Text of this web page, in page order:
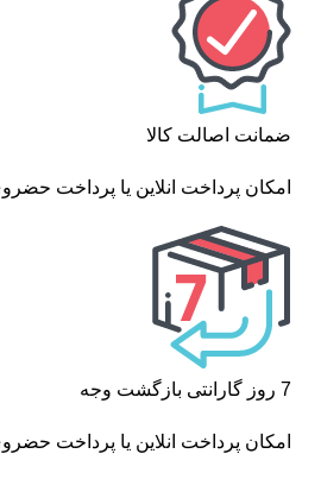
ضمانت اصالت کالا
امکان پرداخت انلاین یا پرداخت
7 روز گارانتی بازگشت وجه
امکان پرداخت انلاین یا پرداخت